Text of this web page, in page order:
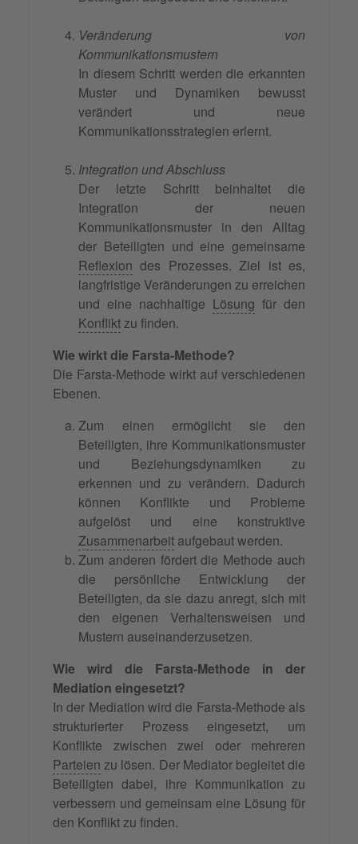
Veränderung von
Kommunikationsmustern
In diesem Schritt werden die erkannten
Muster und Dynamiken bewusst
verändert und neue
Kommunikationsstrategien erlernt.
Integration und Abschluss
Der letzte Schritt beinhaltet die
Integration der neuen
Kommunikationsmuster in den Alltag
der Beteiligten und eine gemeinsame
Reflexion des Prozesses. Ziel ist es,
langfristige Veränderungen zu erreichen
und eine nachhaltige Lösung für den
Konfliktzu finden.
Wie wirkt die Farsta-Methode?
Die Farsta-Methode wirkt auf verschiedenen
Ebenen.
Zum einen ermöglicht sie den
Beteiligten, ihre Kommunikationsmuster
und Beziehungsdynamiken zu
erkennen und zu verändern. Dadurch
können Konflikte und Probleme
aufgelöst und eine konstruktive
Zusammenarbeit aufgebaut werden.
Zum anderen fördert die Methode auch
die persönliche Entwicklung der
Beteiligten, da sie dazu anregt, sich mit
den eigenen Verhaltensweisen und
Mustern auseinanderzusetzen.
Wie wird die Farsta-Methode in der
Mediation eingesetzt?
In der Mediation wird die Farsta-Methode als
strukturierter Prozess eingesetzt, um
Konflikte zwischen zwei oder mehreren
Parteien zu lösen. Der Mediator begleitet die
Beteiligten dabei, ihre Kommunikation zu
verbessern und gemeinsam eine Lösung für
den Konflikt zu finden.